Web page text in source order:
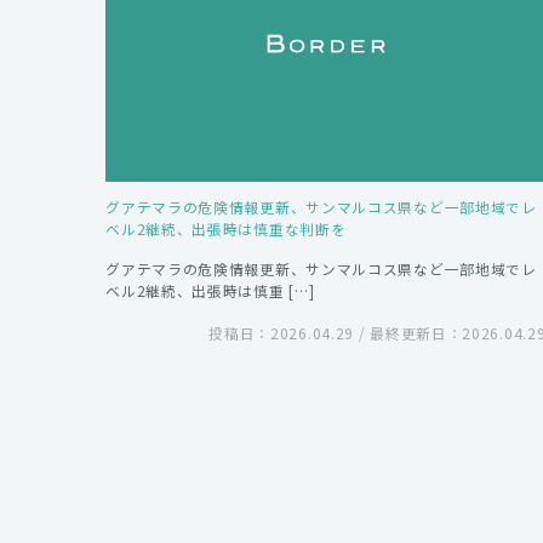
グアテマラの危険情報更新、サンマルコス県など一部地域でレ
ベル2継続、出張時は慎重な判断を
グアテマラの危険情報更新、サンマルコス県など一部地域でレ
ベル2継続、出張時は慎重 […]
投稿日：2026.04.29 / 最終更新日：